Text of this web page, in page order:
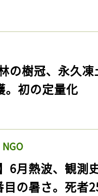
の樹冠、永久
。初の定量化
6月熱波、観
目の暑さ。死者